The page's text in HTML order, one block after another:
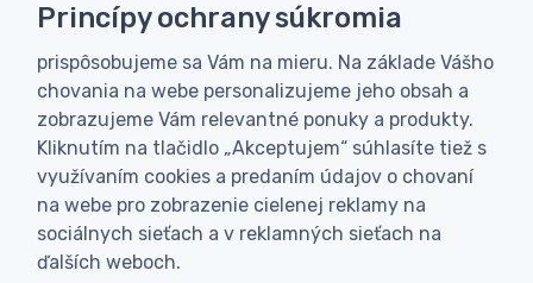
dobierku
Personalizácia
Vyrobíme Vám vlastný originálny darček
Skúsenosť
Široký sortiment, z ktorého Vám pomôžeme vybrať
Princípy ochrany súkromia
prispôsobujeme sa Vám na mieru. Na základe Vášho
chovania na webe personalizujeme jeho obsah a
zobrazujeme Vám relevantné ponuky a produkty.
Kliknutím na tlačidlo „Akceptujem“ súhlasíte tiež s
využívaním cookies a predaním údajov o chovaní
na webe pro zobrazenie cielenej reklamy na
sociálnych sieťach a v reklamných sieťach na
ďalších weboch.